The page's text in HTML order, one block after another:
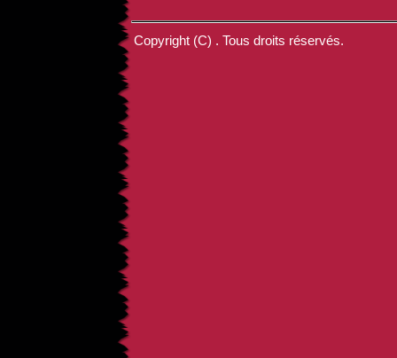
Copyright (C) . Tous droits réservés.